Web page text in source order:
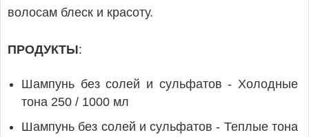
волосам блеск и красоту.
ПРОДУКТЫ:
Шампунь без солей и сульфатов - Холодные
тона 250 / 1000 мл
Шампунь без солей и сульфатов - Теплые тона